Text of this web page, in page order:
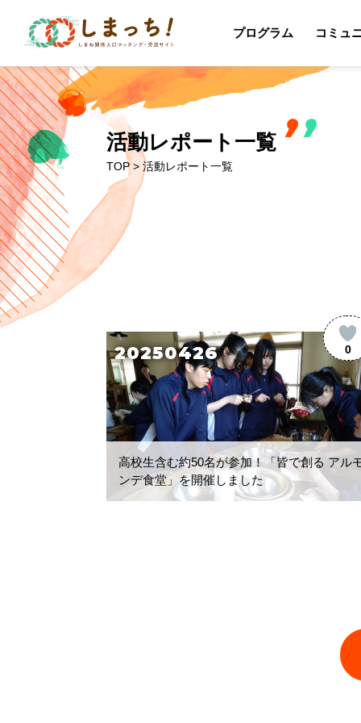
プログラム コミュ
活動レポート一覧
TOP> 活動レポート一覧
0
20250426
高校生含む約50名が参加！「皆で創る アル
ンデ食堂」を開催しました